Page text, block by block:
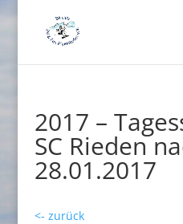
2017 –
SC Rieden
28.01.2017
<- zurück